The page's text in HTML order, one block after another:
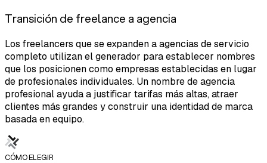
Transición de freelance a agencia
Los freelancers que se expanden a agencias de servicio
completo utilizan el generador para establecer nombres
que los posicionen como empresas establecidas en lugar
de profesionales individuales. Un nombre de agencia
profesional ayuda a justificar tarifas más altas, atraer
clientes más grandes y construir una identidad de marca
basada en equipo.
CÓMO ELEGIR